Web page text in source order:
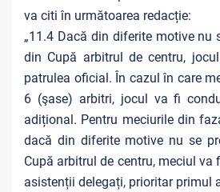
va citi în următoarea redacție:
„11.4 Dacă din diferite motive nu
din Cupă arbitrul de centru,
patrulea oficial. În cazul în care
6 (şase) arbitri, jocul va fi
adițional. Pentru meciurile din
dacă din diferite motive nu se
Cupă arbitrul de centru, meciul va
asistenții delegați, prioritar primul